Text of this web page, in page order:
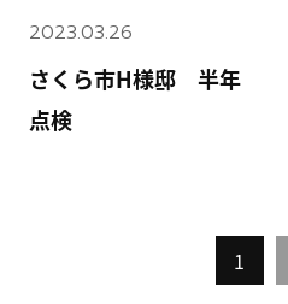
さくら市H様邸 半年
点検
2023.03.26
1